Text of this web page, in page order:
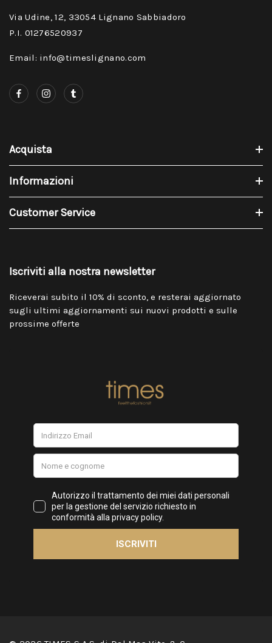
Via Udine, 12, 33054 Lignano Sabbiadoro
P.I. 01276520937
Email: info@timeslignano.com
Acquista
Informazioni
Customer Service
Iscriviti alla nostra newsletter
Riceverai subito il 10% di sconto, e resterai aggiornato
sugli ultimi aggiornamenti sui nuovi prodotti e sulle
prossime offerte